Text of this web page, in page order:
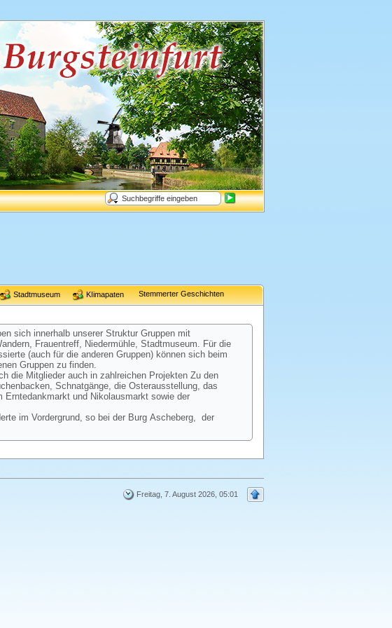
Stadtmuseum KIimapaten Stemmerter Geschichten
sich innerhalb unserer Struktur Gruppen mit
Frauentreff, Niedermühle, Stadtmuseum. Für die
(auch für die anderen Gruppen) können sich beim
Gruppen zu finden.
die Mitglieder auch in zahlreichen Projekten Zu den
Schnatgänge, die Osterausstellung, das
und Nikolausmarkt sowie der
im Vordergrund, so bei der Burg Ascheberg, der
Freitag, 7. August 2026, 05:01